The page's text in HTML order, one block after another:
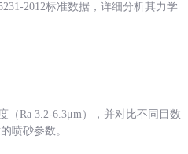
2012标准数据，详细分析其力学
Ra 3.2-6.3μm），并对比不同目数
喷砂参数。